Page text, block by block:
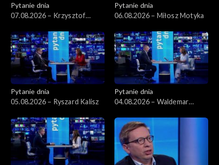
Pytanie dnia
07.08.2026 – Krzysztof
Pytanie dnia
06.08.2026 – Miłosz Motyka
Pytanie dnia
05.08.2026 – Ryszard Kalisz
Pytanie dnia
04.08.2026 – Waldemar